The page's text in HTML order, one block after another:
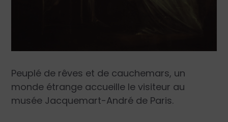
Peuplé de rêves et de cauchemars, un
monde étrange accueille le visiteur au
musée Jacquemart-André de Paris.